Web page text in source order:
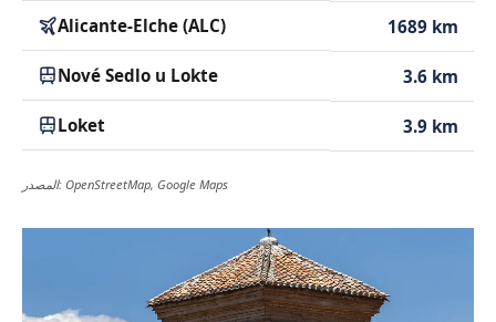
Alicante-Elche (ALC) 1689 km
Nové Sedlo u Lokte 3.6 km
Loket 3.9 km
المصدر: OpenStreetMap, Google Maps